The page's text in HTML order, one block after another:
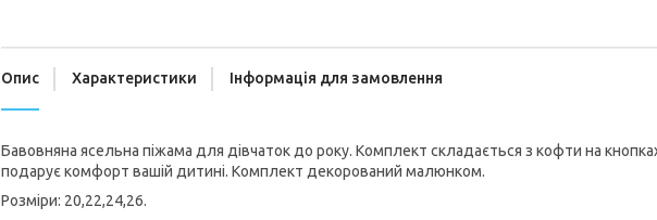
Опис Характеристики Інформація для замовлення
Бавовняна ясельна піжама для дівчаток до року. Комплект складається з кофти на
подарує комфорт вашій дитині. Комплект декорований малюнком.
Розміри: 20,22,24,26.